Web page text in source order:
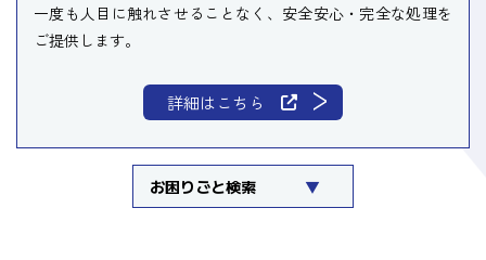
一度も人目に触れさせることなく、安全安心・完全な処理を
ご提供します。
詳細はこちら
お困りごと検索